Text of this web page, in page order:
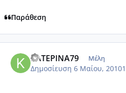
Παράθεση
ΚΑΤΕΡΙΝΑ79 Μέλη
Δημοσίευση 6 Μαίου, 2010